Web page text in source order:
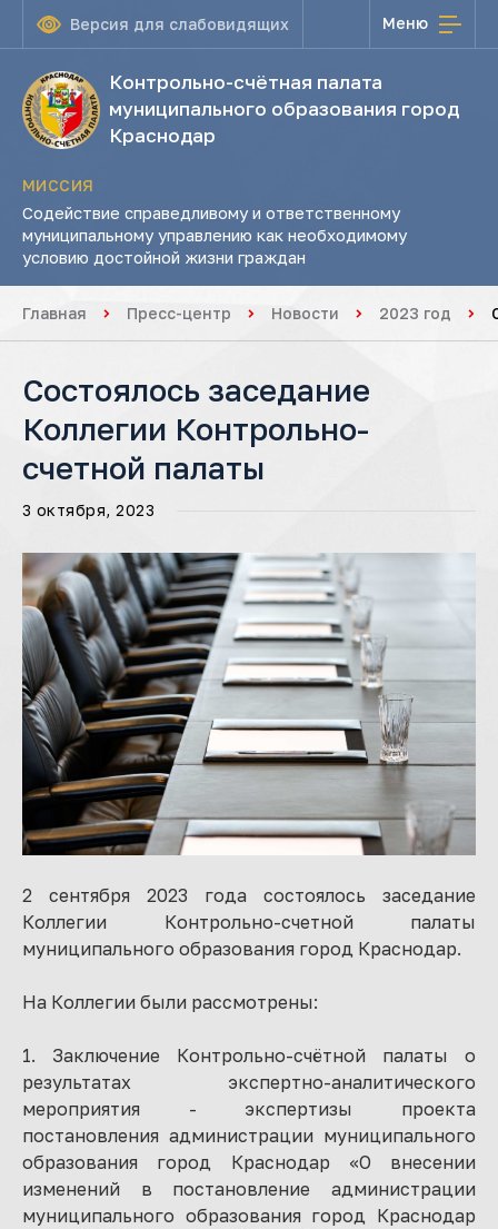
Версия для слабовидящих Меню
Контрольно-счётная палата
муниципального образования город
Краснодар
МИССИЯ
Содействие справедливому и ответственному
муниципальному управлению как необходимому
условию достойной жизни граждан
Главная Пресс-центр Новости 2023 год
Состоялось заседание
Коллегии Контрольно-
счетной палаты
3 октября, 2023
2 сентября 2023 года состоялось заседание
Коллегии Контрольно-счетной палаты
муниципального образования город Краснодар.
На Коллегии были рассмотрены:
1. Заключение Контрольно-счётной палаты о
результатах экспертно-аналитического
мероприятия - экспертизы проекта
постановления администрации муниципального
образования город Краснодар «О внесении
изменений в постановление администрации
муниципального образования город Краснодар